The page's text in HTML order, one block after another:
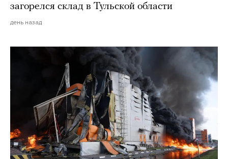
загорелся склад в Тульской области
день назад